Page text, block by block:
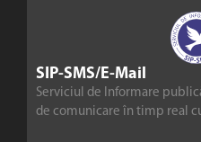
SIP-SMS/E-Mail
Serviciul de Informare
de comunicare în timp real